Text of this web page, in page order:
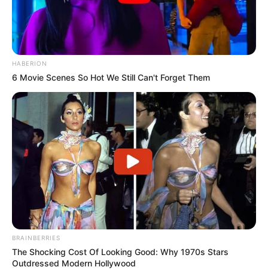
HABERION
6 Movie Scenes So Hot We Still Can't Forget Them
BRAINBERRIES
The Shocking Cost Of Looking Good: Why 1970s Stars
Outdressed Modern Hollywood